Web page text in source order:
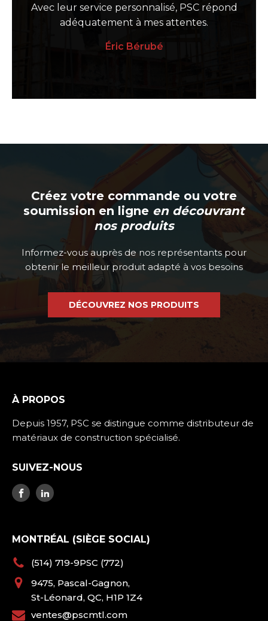
Avec leur service personnalisé, PSC répond
adéquatement à mes attentes.
Éric Bérubé
Créez votre commande ou votre
soumission en ligne en découvrant
nos produits
Informez-vous auprès de nos représentants pour
obtenir le meilleur produit adapté à vos besoins
DÉCOUVREZ NOS PRODUITS
À PROPOS
Depuis 1957, PSC se distingue comme distributeur de
matériaux de construction spécialisé.
SUIVEZ-NOUS
MONTRÉAL (SIÈGE SOCIAL)
(514) 719-9PSC (772)
9475, Pascal-Gagnon,
St-Léonard, QC, H1P 1Z4
ventes@pscmtl.com